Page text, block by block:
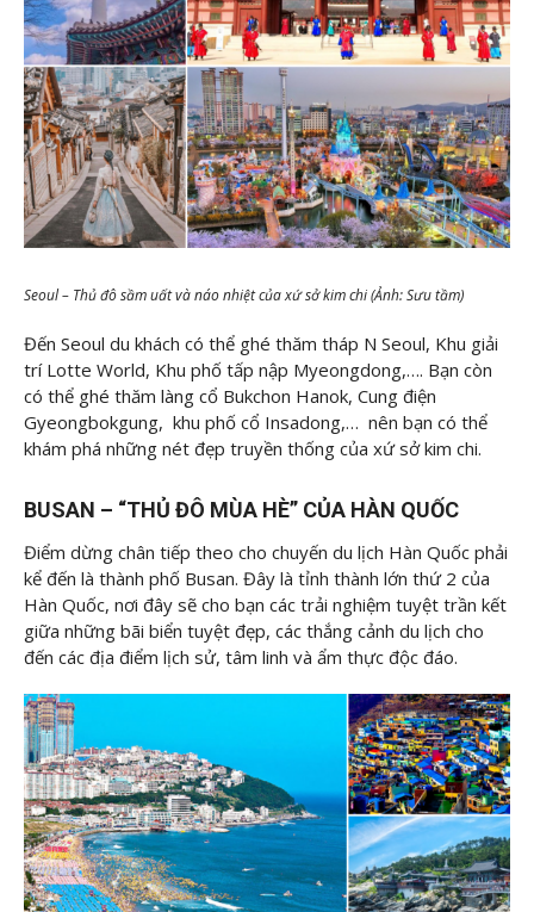
Seoul – Thủ đô sầm uất và náo nhiệt của xứ sở kim chi (Ảnh: Sưu tầm)
Đến Seoul du khách có thể ghé thăm tháp N Seoul, Khu giải
trí Lotte World, Khu phố tấp nập Myeongdong,…. Bạn còn
có thể ghé thăm làng cổ Bukchon Hanok, Cung điện
Gyeongbokgung, khu phố cổ Insadong,… nên bạn có thể
khám phá những nét đẹp truyền thống của xứ sở kim chi.
BUSAN – “THỦ ĐÔ MÙA HÈ” CỦA HÀN QUỐC
Điểm dừng chân tiếp theo cho chuyến du lịch Hàn Quốc phải
kể đến là thành phố Busan. Đây là tỉnh thành lớn thứ 2 của
Hàn Quốc, nơi đây sẽ cho bạn các trải nghiệm tuyệt trần kết
giữa những bãi biển tuyệt đẹp, các thắng cảnh du lịch cho
đến các địa điểm lịch sử, tâm linh và ẩm thực độc đáo.